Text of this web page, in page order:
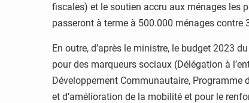
fiscales) et le soutien accru aux ménages les
passeront à terme à 500.000 ménages contre
En outre, d’après le ministre, le budget 2023
pour des marqueurs sociaux (Délégation à
Développement Communautaire, Programme
et d’amélioration de la mobilité et pour le